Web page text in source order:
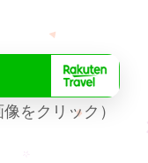
をクリック）